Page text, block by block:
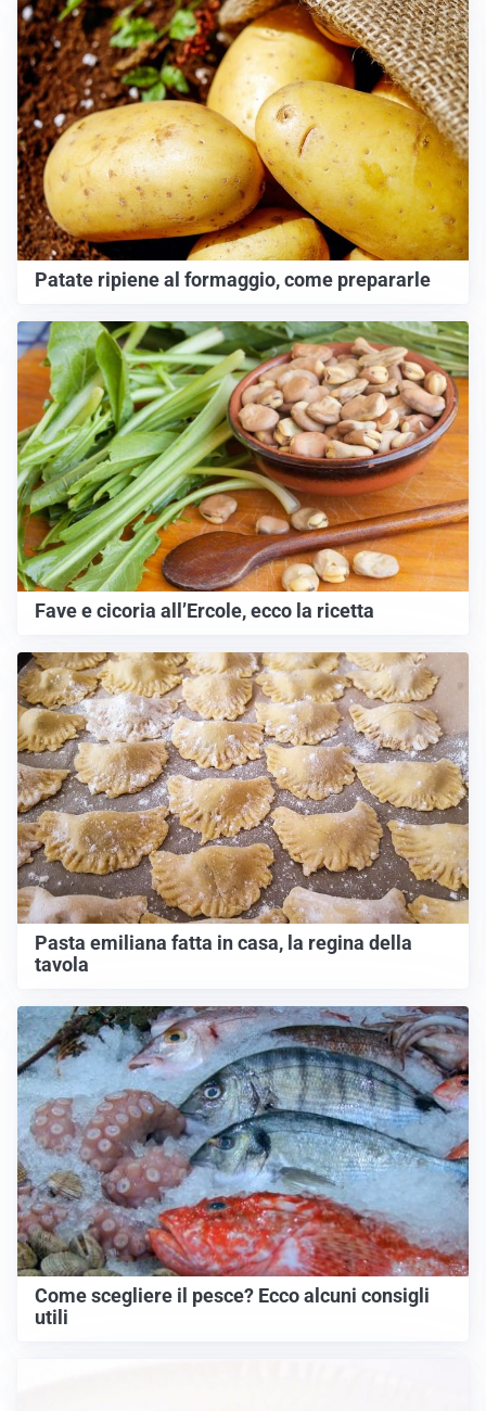
Patate ripiene al formaggio, come prepararle
Fave e cicoria all’Ercole, ecco la ricetta
Pasta emiliana fatta in casa, la regina della
tavola
Come scegliere il pesce? Ecco alcuni consigli
utili